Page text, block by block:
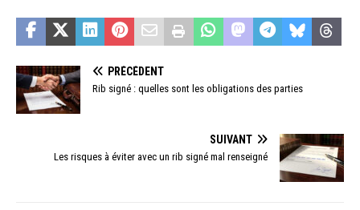
PRÉCÉDENT
Rib signé : quelles sont les obligations des parties
SUIVANT
Les risques à éviter avec un rib signé mal renseigné